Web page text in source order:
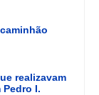
realizavam
I.